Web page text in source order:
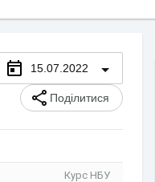
15.07.2022
Поділитися
Курс НБУ